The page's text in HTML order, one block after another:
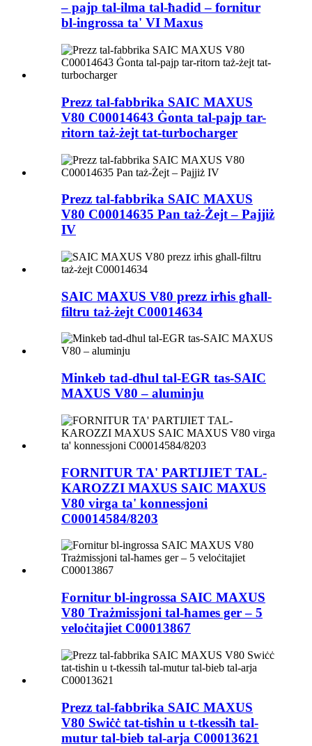
– pajp tal-ilma tal-ħadid – fornitur
bl-ingrossa ta' VI Maxus
Prezz tal-fabbrika SAIC MAXUS
V80 C00014643 Ġonta tal-pajp tar-
ritorn taż-żejt tat-turbocharger
Prezz tal-fabbrika SAIC MAXUS
V80 C00014635 Pan taż-Żejt – Pajjiż
IV
SAIC MAXUS V80 prezz irħis għall-
filtru taż-żejt C00014634
Minkeb tad-dħul tal-EGR tas-SAIC
MAXUS V80 – aluminju
FORNITUR TA' PARTIJIET TAL-
KAROZZI MAXUS SAIC MAXUS
V80 virga ta' konnessjoni
C00014584/8203
Fornitur bl-ingrossa SAIC MAXUS
V80 Trażmissjoni tal-ħames ger – 5
veloċitajiet C00013867
Prezz tal-fabbrika SAIC MAXUS
V80 Swiċċ tat-tisħin u t-tkessiħ tal-
mutur tal-bieb tal-arja C00013621